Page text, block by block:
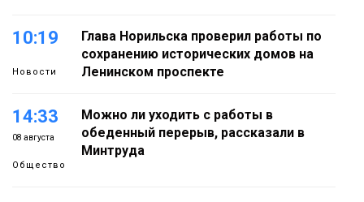
10:19
Новости
Глава Норильска проверил работы по
сохранению исторических домов на
Ленинском проспекте
14:33
08 августа
Общество
Можно ли уходить с работы в
обеденный перерыв, рассказали в
Минтруда